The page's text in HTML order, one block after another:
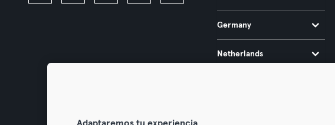
Germany
Netherlands
Adaptaremos tu experiencia